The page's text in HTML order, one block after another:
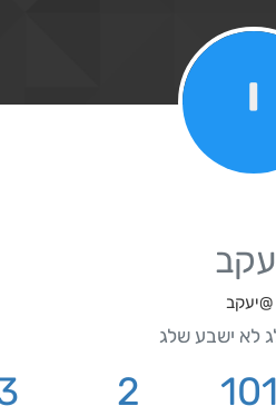
י
@יעקב
לא ישבע שלג
101
2